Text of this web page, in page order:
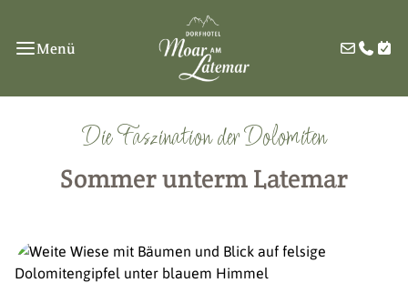
Menü
Die Faszination der Dolomiten
Sommer unterm Latemar